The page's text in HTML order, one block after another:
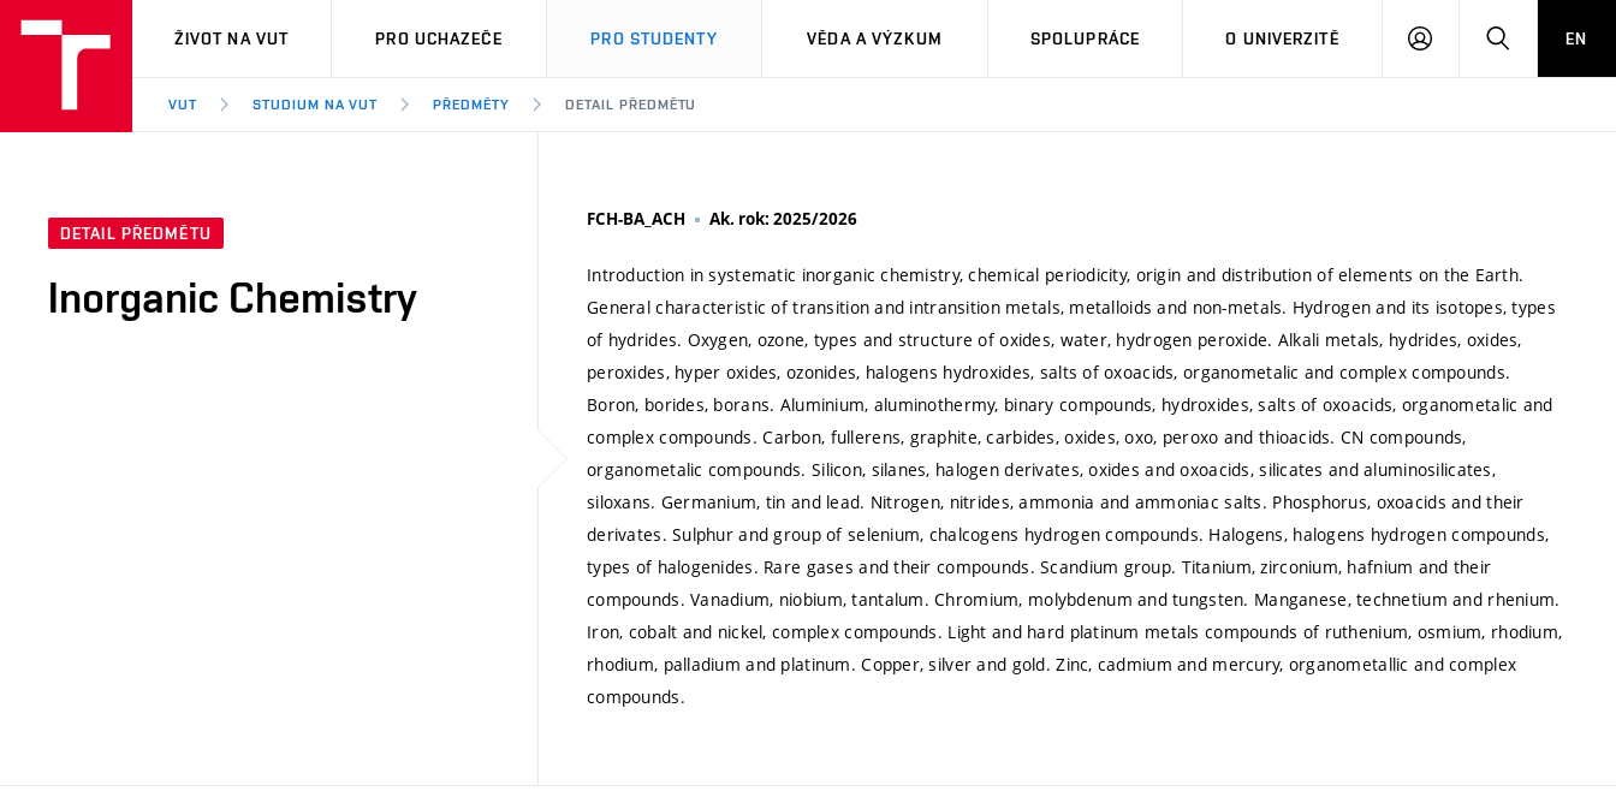
VUT
ŽIVOT NA VUT PRO UCHAZEČE PRO STUDENTY VĚDA A VÝZKUM SPOLUPRÁCE O UNIVERZITĚ
PŘIHLÁSIT HLEDATEN
VUT STUDIUM NA VUT PŘEDMĚTY DETAIL PŘEDMĚTU
DETAIL PŘEDMĚTU
Inorganic Chemistry
FCH-BA_ACH Ak. rok: 2025/2026
Introduction in systematic inorganic chemistry, chemical periodicity, origin and distribution of elements on the Earth.
General characteristic of transition and intransition metals, metalloids and non-metals. Hydrogen and its isotopes, types
of hydrides. Oxygen, ozone, types and structure of oxides, water, hydrogen peroxide. Alkali metals, hydrides, oxides,
peroxides, hyper oxides, ozonides, halogens hydroxides, salts of oxoacids, organometalic and complex compounds.
Boron, borides, borans. Aluminium, aluminothermy, binary compounds, hydroxides, salts of oxoacids, organometalic and
complex compounds. Carbon, fullerens, graphite, carbides, oxides, oxo, peroxo and thioacids. CN compounds,
organometalic compounds. Silicon, silanes, halogen derivates, oxides and oxoacids, silicates and aluminosilicates,
siloxans. Germanium, tin and lead. Nitrogen, nitrides, ammonia and ammoniac salts. Phosphorus, oxoacids and their
derivates. Sulphur and group of selenium, chalcogens hydrogen compounds. Halogens, halogens hydrogen compounds,
types of halogenides. Rare gases and their compounds. Scandium group. Titanium, zirconium, hafnium and their
compounds. Vanadium, niobium, tantalum. Chromium, molybdenum and tungsten. Manganese, technetium and rhenium.
Iron, cobalt and nickel, complex compounds. Light and hard platinum metals compounds of ruthenium, osmium, rhodium,
rhodium, palladium and platinum. Copper, silver and gold. Zinc, cadmium and mercury, organometallic and complex
compounds.